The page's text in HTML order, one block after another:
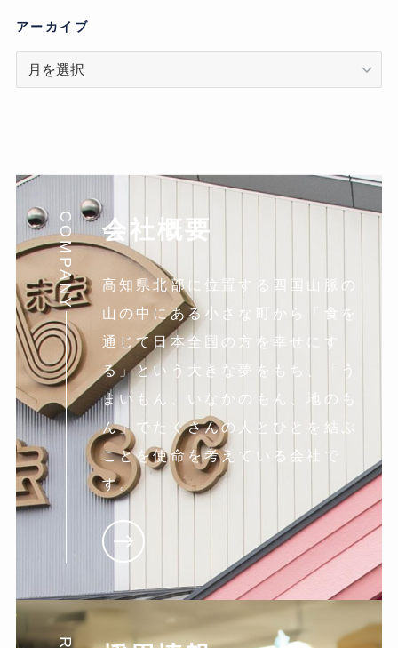
リ
アーカイブ
ア
COMPANY 会社概要
高知県北部に位置する四国山脈の
山の中にある小さな町から「食を
通じて日本全国の方を幸せにす
る」という大きな夢をもち、「う
まいもん、いなかのもん、地のも
ん」でたくさんの人とひとを結ぶ
ことを使命を考えている会社で
す。